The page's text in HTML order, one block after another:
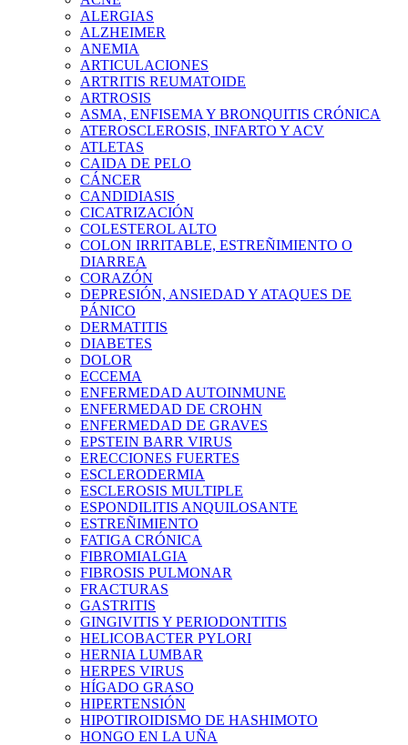
ALERGIAS
ALZHEIMER
ANEMIA
ARTICULACIONES
ARTRITIS REUMATOIDE
ARTROSIS
ASMA, ENFISEMA Y BRONQUITIS CRÓNICA
ATEROSCLEROSIS, INFARTO Y ACV
ATLETAS
CAIDA DE PELO
CÁNCER
CANDIDIASIS
CICATRIZACIÓN
COLESTEROL ALTO
COLON IRRITABLE, ESTREÑIMIENTO O
DIARREA
CORAZÓN
DEPRESIÓN, ANSIEDAD Y ATAQUES DE
PÁNICO
DERMATITIS
DIABETES
DOLOR
ECCEMA
ENFERMEDAD AUTOINMUNE
ENFERMEDAD DE CROHN
ENFERMEDAD DE GRAVES
EPSTEIN BARR VIRUS
ERECCIONES FUERTES
ESCLERODERMIA
ESCLEROSIS MULTIPLE
ESPONDILITIS ANQUILOSANTE
ESTREÑIMIENTO
FATIGA CRÓNICA
FIBROMIALGIA
FIBROSIS PULMONAR
FRACTURAS
GASTRITIS
GINGIVITIS Y PERIODONTITIS
HELICOBACTER PYLORI
HERNIA LUMBAR
HERPES VIRUS
HÍGADO GRASO
HIPERTENSIÓN
HIPOTIROIDISMO DE HASHIMOTO
HONGO EN LA UÑA